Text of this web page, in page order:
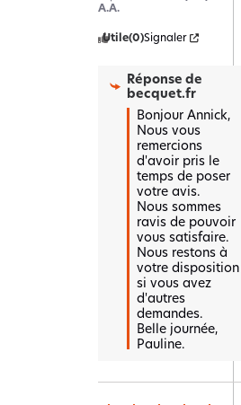
A.A.
Utile(0)Signaler
Réponse de
becquet.fr
Bonjour Annick,
Nous vous
remercions
d'avoir pris le
temps de poser
votre avis.
Nous sommes
ravis de pouvoir
vous satisfaire.
Nous restons à
votre disposition
si vous avez
d'autres
demandes.
Belle journée,
Pauline.